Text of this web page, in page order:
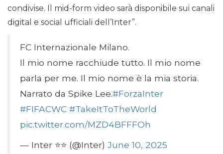
condivise. Il mid-form video sarà disponibile sui canali
digital e social ufficiali dell’Inter”.
FC Internazionale Milano.
Il mio nome racchiude tutto. Il mio nome
parla per me. Il mio nome è la mia storia.
Narrato da Spike Lee.#ForzaInter
#FIFACWC #TakeItToTheWorld
pic.twitter.com/MZD4BFFFOh
— Inter ⭐⭐ (@Inter) June 10, 2025